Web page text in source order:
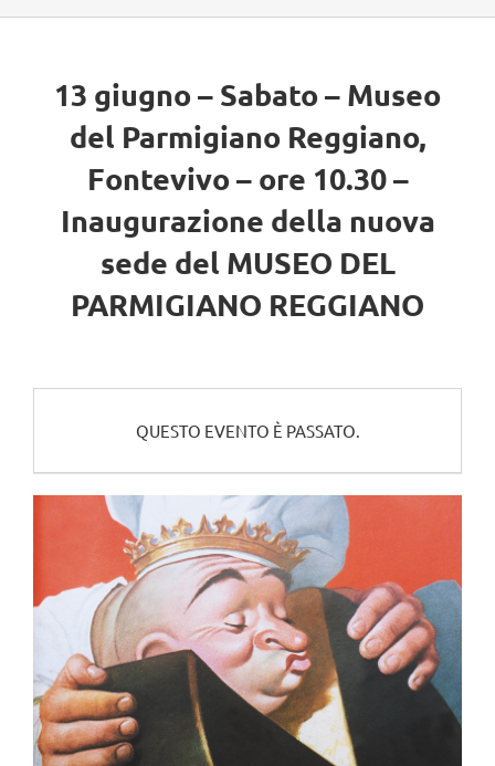
13 giugno – Sabato – Museo
del Parmigiano Reggiano,
Fontevivo – ore 10.30 –
Inaugurazione della nuova
sede del MUSEO DEL
PARMIGIANO REGGIANO
QUESTO EVENTO È PASSATO.